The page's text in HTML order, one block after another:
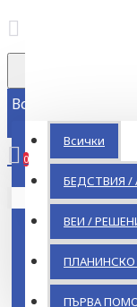
Всички
Всички
БЕДСТВИЯ /
ВЕИ /
ПЛАНИНСКО
ПЪРВА
0
Кошницата